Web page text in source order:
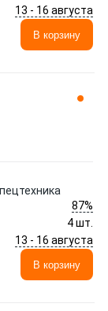
13 - 16 августа
В корзину
87%
4 шт.
13 - 16 августа
В корзину